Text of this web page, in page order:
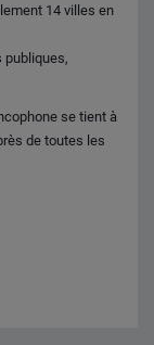
14 villes en
publiques,
se tient à
de toutes les